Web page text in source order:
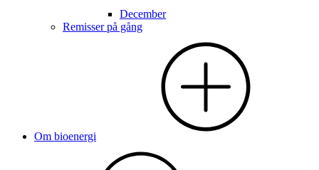
December
Remisser på gång
Om bioenergi